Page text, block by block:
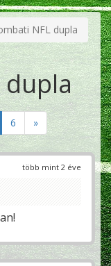
NFL dupla
dupla
6 »
több mint 2 éve